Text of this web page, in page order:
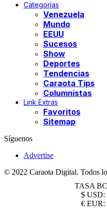
Categorías
Venezuela
Mundo
EEUU
Sucesos
Show
Deportes
Tendencias
Caraota Tips
Columnistas
Link Extras
Favoritos
Sitemap
Síguenos
Advertise
© 2022 Caraota Digital. Todos
TASA
$ USD:
€ EUR: